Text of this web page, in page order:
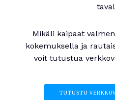
Mikäli kaipaat
kokemuksella ja
voit tutustua
TUTUSTU